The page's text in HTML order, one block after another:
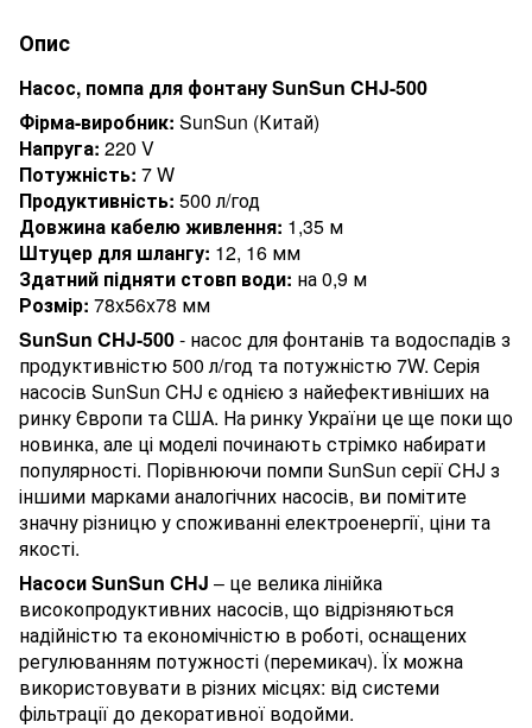
Опис
Насос, помпа для фонтану SunSun CHJ-500
Фірма-виробник: SunSun (Китай)
Напруга: 220 V
Потужність: 7 W
Продуктивність: 500 л/год
Довжина кабелю живлення: 1,35 м
Штуцер для шлангу: 12, 16 мм
Здатний підняти стовп води: на 0,9 м
Розмір: 78x56x78 мм
SunSun CHJ-500- насос для фонтанів та водоспадів з
продуктивністю 500 л/год та потужністю 7W. Серія
насосів SunSun CHJ є однією з найефективніших на
ринку Європи та США. На ринку України це ще поки що
новинка, але ці моделі починають стрімко набирати
популярності. Порівнюючи помпи SunSun серії CHJ з
іншими марками аналогічних насосів, ви помітите
значну різницю у споживанні електроенергії, ціни та
якості.
Насоси SunSun CHJ – це велика лінійка
високопродуктивних насосів, що відрізняються
надійністю та економічністю в роботі, оснащених
регулюванням потужності (перемикач). Їх можна
використовувати в різних місцях: від системи
фільтрації до декоративної водойми.